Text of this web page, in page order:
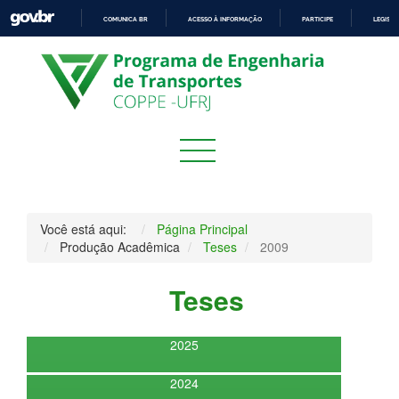
PARA
O
CONTEÚDO
COMUNICA BR ACESSO À INFORMAÇÃO PARTICIPE
Você está aqui:
Página Principal
Produção Acadêmica
Teses 2009
Teses
2025
2024